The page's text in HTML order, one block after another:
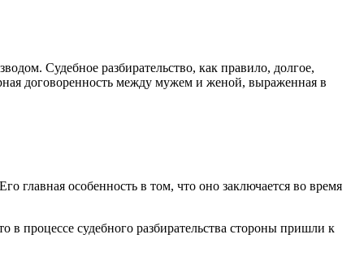
Судебное разбирательство, как правило, долгое,
договоренность между мужем и женой, выраженная в
главная особенность в том, что оно заключается во время
в процессе судебного разбирательства стороны пришли к